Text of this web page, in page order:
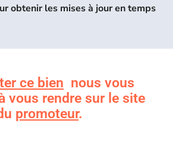
obtenir les mises à jour en temps
ce bien nous vous
vous rendre sur le site
promoteur.